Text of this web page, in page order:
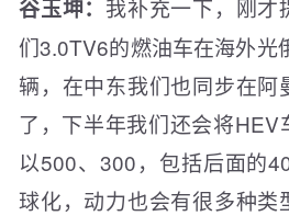
谷玉坤： 我补充一下，刚才
们3.0TV6的燃油车在海外光
辆，在中东我们也同步在阿
了，下半年我们还会将
以500、300，包括后面的
球化，动力也会有很多种类